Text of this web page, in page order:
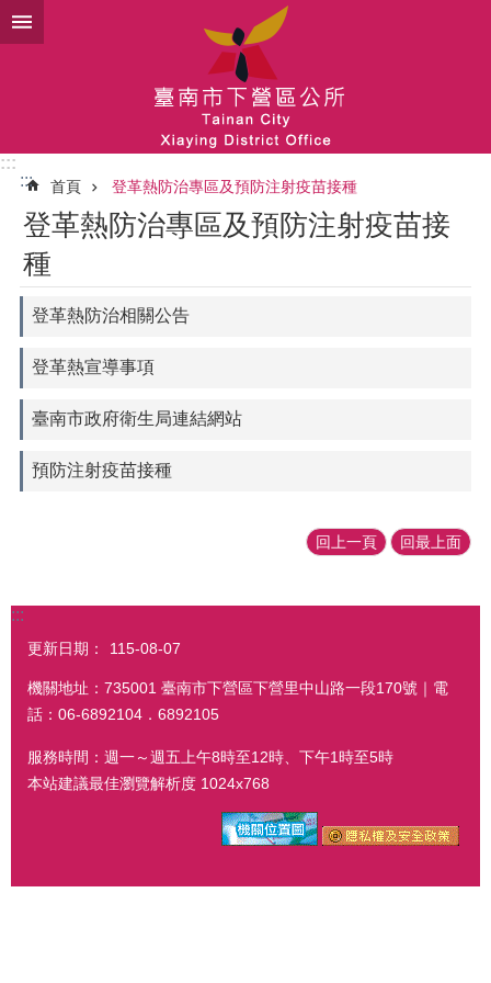
跳到主要內容區塊
:::
:::
首頁 登革熱防治專區及預防注射疫苗接種
登革熱防治專區及預防注射疫苗接
種
登革熱防治相關公告
登革熱宣導事項
臺南市政府衛生局連結網站
預防注射疫苗接種
回上一頁 回最上面
:::
更新日期： 115-08-07
機關地址：735001 臺南市下營區下營里中山路一段170號｜電
話：06-6892104．6892105
服務時間：週一～週五上午8時至12時、下午1時至5時
本站建議最佳瀏覽解析度 1024x768